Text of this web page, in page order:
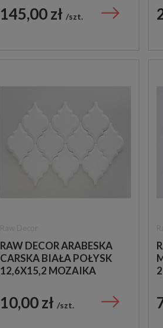
ODCIENIU LASTRYKO
IMITUJĄCA KAMIEŃ
145,00 zł szt.
RAW DECOR ARABESKA
CARSKA BIAŁA POŁYSK
12,6X15,2 MOZAIKA
10,00 zł szt.